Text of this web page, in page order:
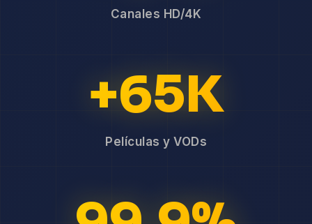
Canales HD/4K
+65K
Películas y VODs